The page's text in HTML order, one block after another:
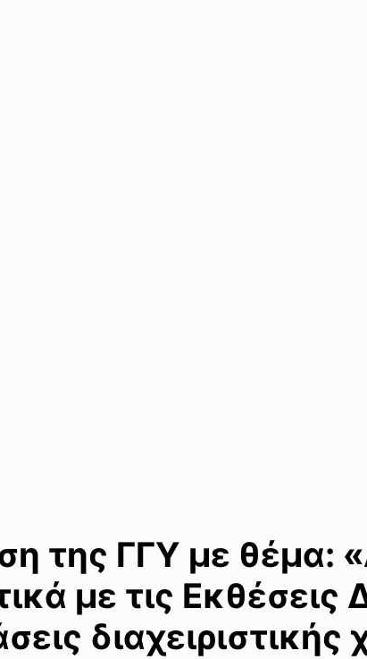
της ΓΓΥ με θέμα:
με τις Εκθέσεις
διαχειριστικής